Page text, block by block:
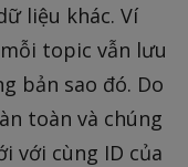
liệu khác. Ví
topic vẫn lưu
bản sao đó. Do
toàn và chúng
với cùng ID của